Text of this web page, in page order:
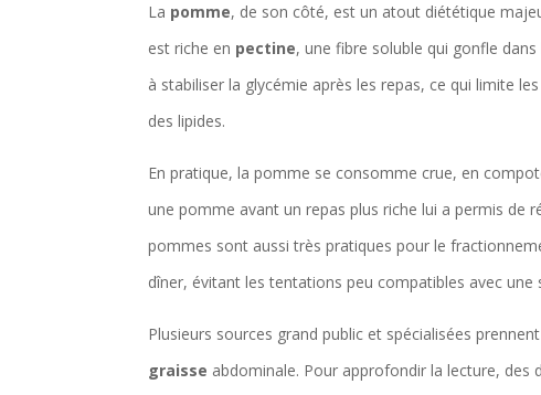
La pomme, de son côté, est un atout diététique
est riche en pectine, une fibre soluble qui gonfle
à stabiliser la glycémie après les repas, ce qui limite
des lipides.
En pratique, la pomme se consomme crue, en
une pomme avant un repas plus riche lui a permis de
pommes sont aussi très pratiques pour le
dîner, évitant les tentations peu compatibles avec une
Plusieurs sources grand public et spécialisées
graisse abdominale. Pour approfondir la lecture,